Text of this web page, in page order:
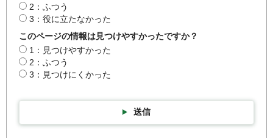
2：ふつう
3：役に立たなかった
このページの情報は見つけやすかったですか？
1：見つけやすかった
2：ふつう
3：見つけにくかった
送信